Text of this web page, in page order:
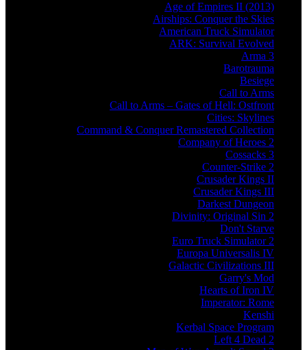
Age of Empires II (2013)
Airships: Conquer the Skies
American Truck Simulator
ARK: Survival Evolved
Arma 3
Barotrauma
Besiege
Call to Arms
Call to Arms – Gates of Hell: Ostfront
Cities: Skylines
Command & Conquer Remastered Collection
Company of Heroes 2
Cossacks 3
Counter-Strike 2
Crusader Kings II
Crusader Kings III
Darkest Dungeon
Divinity: Original Sin 2
Don't Starve
Euro Truck Simulator 2
Europa Universalis IV
Galactic Civilizations III
Garry's Mod
Hearts of Iron IV
Imperator: Rome
Kenshi
Kerbal Space Program
Left 4 Dead 2